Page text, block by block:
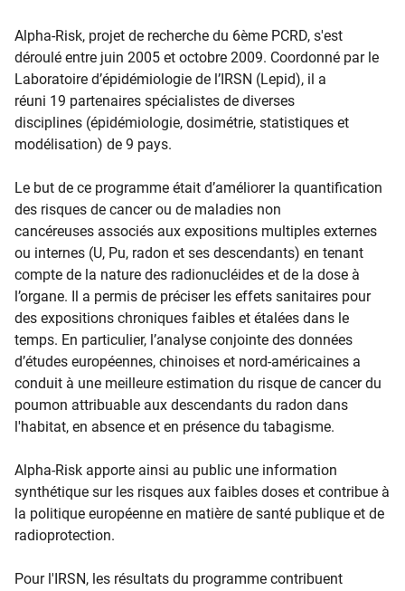
Alpha-Risk, projet de recherche du 6ème PCRD, s'est
déroulé entre juin 2005 et octobre 2009. Coordonné par le
Laboratoire d’épidémiologie de l’IRSN (Lepid), il a
réuni 19 partenaires spécialistes de diverses
disciplines (épidémiologie, dosimétrie, statistiques et
modélisation) de 9 pays.
Le but de ce programme était d’améliorer la quantification
des risques de cancer ou de maladies non
cancéreuses associés aux expositions multiples externes
ou internes (U, Pu, radon et ses descendants) en tenant
compte de la nature des radionucléides et de la dose à
l’organe. Il a permis de préciser les effets sanitaires pour
des expositions chroniques faibles et étalées dans le
temps. En particulier, l’analyse conjointe des données
d’études européennes, chinoises et nord-américaines a
conduit à une meilleure estimation du risque de cancer du
poumon attribuable aux descendants du radon dans
l'habitat, en absence et en présence du tabagisme.
Alpha-Risk apporte ainsi au public une information
synthétique sur les risques aux faibles doses et contribue à
la politique européenne en matière de santé publique et de
radioprotection.
Pour l'IRSN, les résultats du programme contribuent